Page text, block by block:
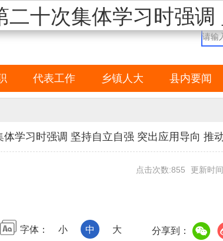
代表工作 乡镇人大 县内要闻
学习时强调 坚持自立自强 突出应用导向 推
点击次数:855 更新时
十次集体学习时强
字体： 小 中 大 分享到：